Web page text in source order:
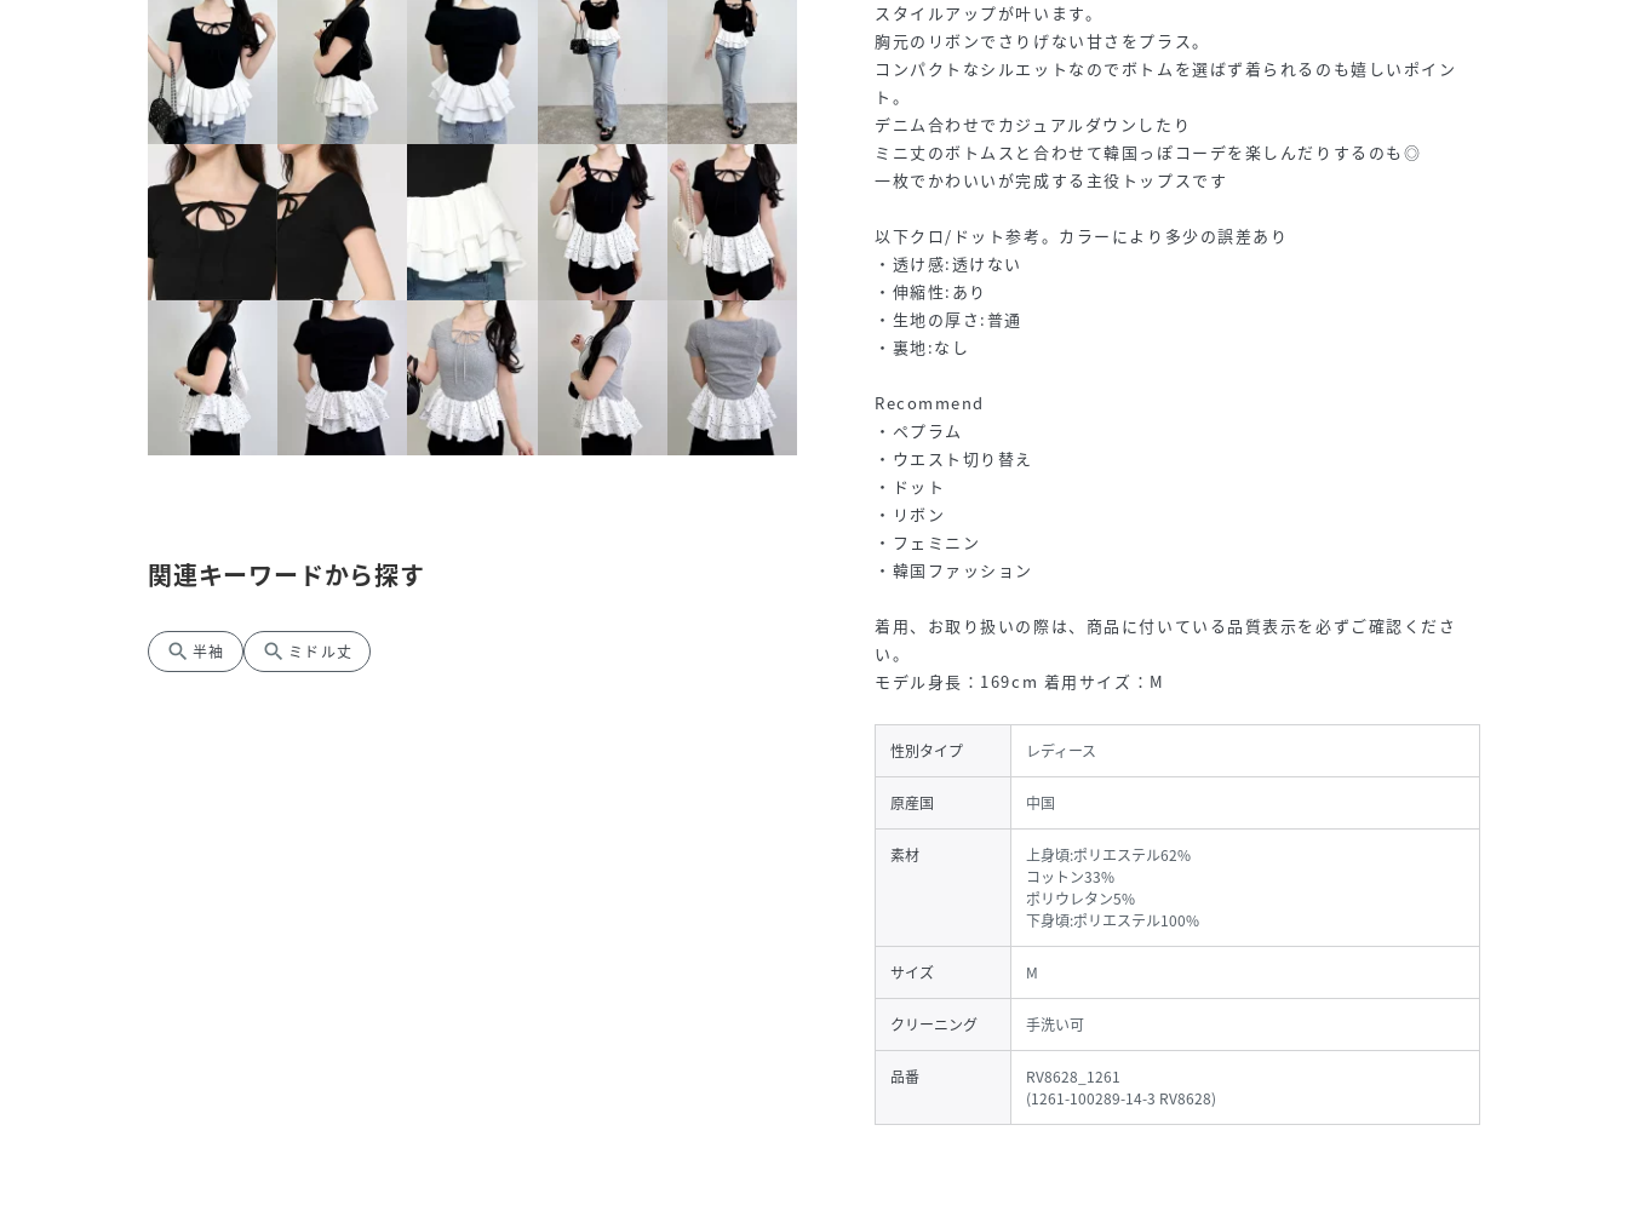
関連キーワードから探す
search 半袖 search ミドル丈
スタイルアップが叶います。
胸元のリボンでさりげない甘さをプラス。
コンパクトなシルエットなのでボトムを選ばず着られるのも嬉しいポイン
ト。
デニム合わせでカジュアルダウンしたり
ミニ丈のボトムスと合わせて韓国っぽコーデを楽しんだりするのも◎
一枚でかわいいが完成する主役トップスです
以下クロ/ドット参考。カラーにより多少の誤差あり
・透け感:透けない
・伸縮性:あり
・生地の厚さ:普通
・裏地:なし
Recommend
・ペプラム
・ウエスト切り替え
・ドット
・リボン
・フェミニン
・韓国ファッション
着用、お取り扱いの際は、商品に付いている品質表示を必ずご確認くださ
い。
モデル身長：169cm 着用サイズ：M
性別タイプ レディース
原産国 中国
素材
上身頃:ポリエステル62%
コットン33%
ポリウレタン5%
下身頃:ポリエステル100%
サイズ M
クリーニング 手洗い可
品番
RV8628_1261
(1261-100289-14-3 RV8628)